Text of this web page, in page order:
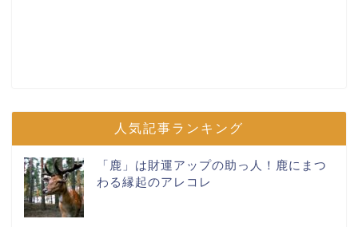
人気記事ランキング
「鹿」は財運アップの助っ人！鹿にまつ
わる縁起のアレコレ